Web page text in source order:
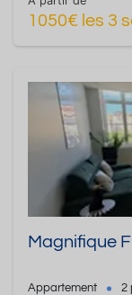
1050€ les 3
Magnifique
Appartement 2